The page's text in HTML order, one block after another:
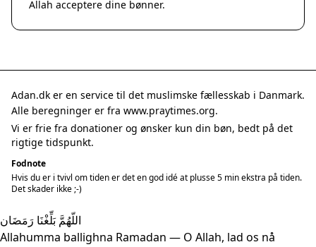
Allah acceptere dine bønner.
Adan.dk er en service til det muslimske fællesskab i Danmark.
Alle beregninger er fra www.praytimes.org.
Vi er frie fra donationer og ønsker kun din bøn, bedt på det
rigtige tidspunkt.
Fodnote
Hvis du er i tvivl om tiden er det en god idé at plusse 5 min ekstra på tiden.
Det skader ikke ;-)
اللّهُمَّ بَلِّغْنَا رَمَضَان
Allahumma ballighna Ramadan — O Allah, lad os nå